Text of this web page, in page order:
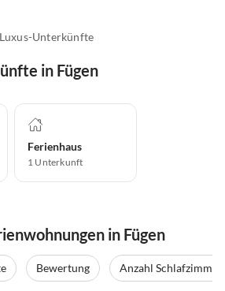
Luxus-Unterkünfte
in Fügen
Ferienhaus
1 Unterkunft
in Fügen
Bewertung Anzahl Schlafzimmer